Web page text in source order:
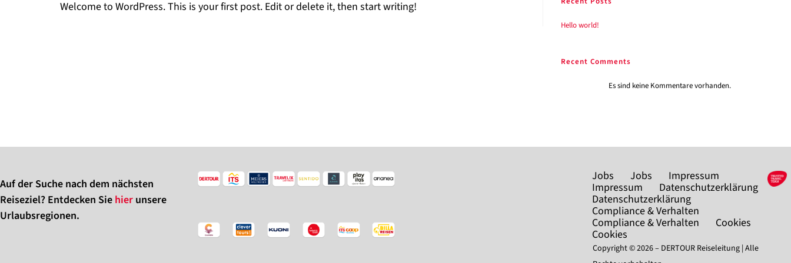
Welcome to WordPress. This is your first post. Edit or delete it, then start writing!
Hello world!
Recent Comments
Es sind keine Kommentare vorhanden.
Auf der Suche nach dem nächsten
Reiseziel? Entdecken Sie hier unsere
Urlaubsregionen.
Jobs Jobs
Impressum
Impressum
Datenschutzerklärung
Datenschutzerklärung
Compliance & Verhalten
Compliance & Verhalten
Cookies
Cookies
Copyright © 2026 – DERTOUR Reiseleitung | Alle